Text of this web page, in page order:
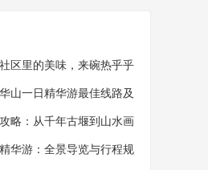
区里的美味，来碗热乎乎
舒畅
山一日精华游最佳线路及
略：从千年古堰到山水画
华游：全景导览与行程规